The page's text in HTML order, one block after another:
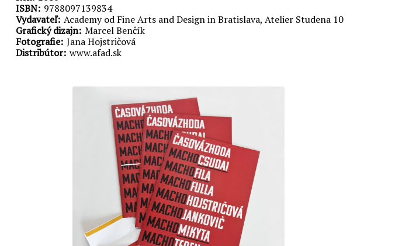
ISBN 9788097139834
Vydavateľ Academy od Fine Arts and Design in Bratislava, Atelier Studena 10
Grafický dizajn Marcel Benčík
Fotografie Jana Hojstričová
Distribútor www.afad.sk